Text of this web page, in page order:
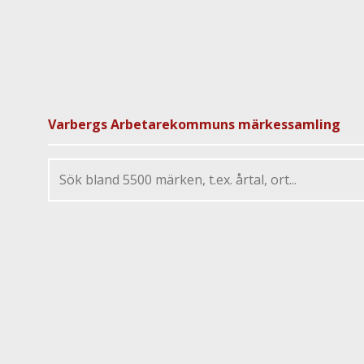
Varbergs Arbetarekommuns märkessamling